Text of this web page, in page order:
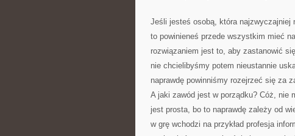
Jeśli jesteś osobą, która najzwyczajniej
to powinieneś przede wszystkim mieć
rozwiązaniem jest to, aby zastanowić
nie chcielibyśmy potem nieustannie
naprawdę powinniśmy rozejrzeć się za
A jaki zawód jest w porządku? Cóż, nie
jest prosta, bo to naprawdę zależy od
w grę wchodzi na przykład profesja